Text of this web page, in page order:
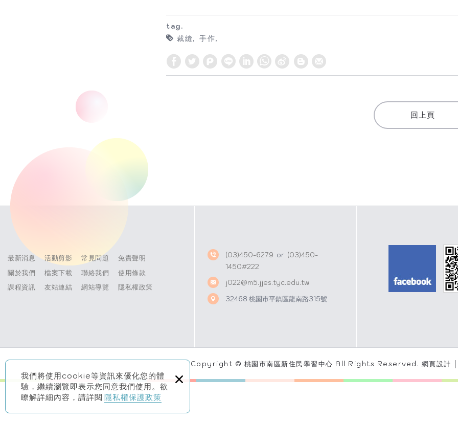
我們將使用cookie等資訊來優化您的體
驗，繼續瀏覽即表示您同意我們使用。欲
瞭解詳細內容，請詳閱 隱私權保護政策
×
tag.
裁縫 手作
W
h
S
i
回上頁
最新消息
關於我們
課程資訊
活動剪影
檔案下載
友站連結
常見問題
聯絡我們
網站導覽
免責聲明
使用條款
隱私權政策
(03)450-6279 or (03)450-
1450#222
j022@m5.jjes.tyc.edu.tw
32468 桃園市平鎮區龍南路315號
Copyright © 桃園市南區新住民學習中心 All Rights Reserved. 網頁設計